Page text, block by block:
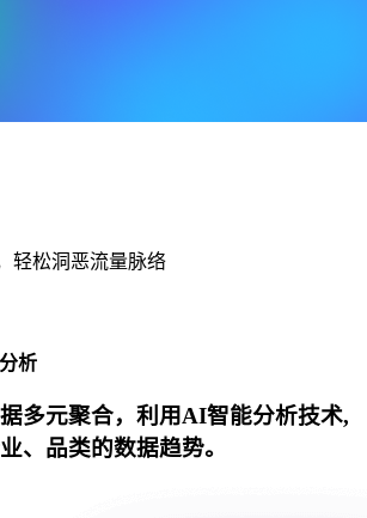
轻松洞恶流量脉络
析
多元聚合，利用AI智能分析技术,
、品类的数据趋势。